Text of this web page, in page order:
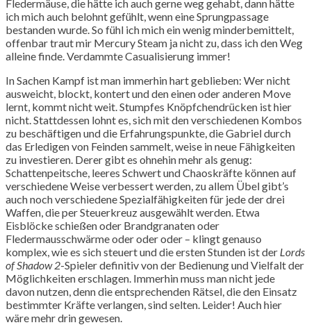
Fledermäuse, die hätte ich auch gerne weg gehabt, dann hätte
ich mich auch belohnt gefühlt, wenn eine Sprungpassage
bestanden wurde. So fühl ich mich ein wenig minderbemittelt,
offenbar traut mir Mercury Steam ja nicht zu, dass ich den Weg
alleine finde. Verdammte Casualisierung immer!
In Sachen Kampf ist man immerhin hart geblieben: Wer nicht
ausweicht, blockt, kontert und den einen oder anderen Move
lernt, kommt nicht weit. Stumpfes Knöpfchendrücken ist hier
nicht. Stattdessen lohnt es, sich mit den verschiedenen Kombos
zu beschäftigen und die Erfahrungspunkte, die Gabriel durch
das Erledigen von Feinden sammelt, weise in neue Fähigkeiten
zu investieren. Derer gibt es ohnehin mehr als genug:
Schattenpeitsche, leeres Schwert und Chaoskräfte können auf
verschiedene Weise verbessert werden, zu allem Übel gibt’s
auch noch verschiedene Spezialfähigkeiten für jede der drei
Waffen, die per Steuerkreuz ausgewählt werden. Etwa
Eisblöcke schießen oder Brandgranaten oder
Fledermausschwärme oder oder oder – klingt genauso
komplex, wie es sich steuert und die ersten Stunden ist der Lords
of Shadow 2-Spieler definitiv von der Bedienung und Vielfalt der
Möglichkeiten erschlagen. Immerhin muss man nicht jede
davon nutzen, denn die entsprechenden Rätsel, die den Einsatz
bestimmter Kräfte verlangen, sind selten. Leider! Auch hier
wäre mehr drin gewesen.